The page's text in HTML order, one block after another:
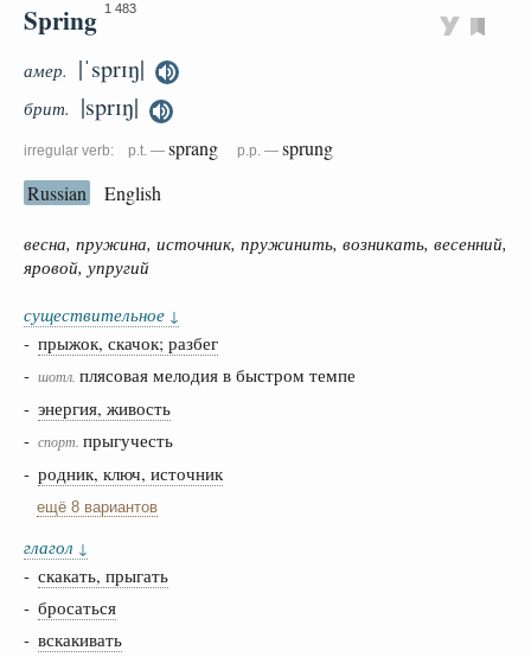
Spring 1 483
амер. |ˈsprɪŋ|
брит. |sprɪŋ|
irregular verb: p.t. — sprang p.p. — sprung
Russian
English
весна, пружина, источник, пружинить, возникать, весенний,
яровой, упругий
существительное ↓
- прыжок, скачок; разбег
- шотл. плясовая мелодия в быстром темпе
- энергия, живость
- спорт. прыгучесть
- родник, ключ, источник
ещё 8 вариантов
глагол ↓
- скакать, прыгать
- бросаться
- вскакивать